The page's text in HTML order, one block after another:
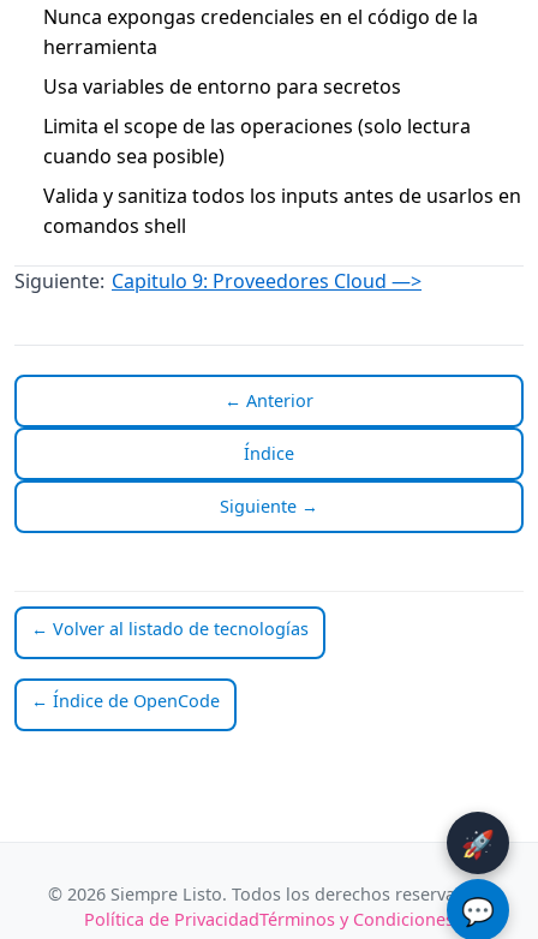
Nunca expongas credenciales en el código de la
herramienta
Usa variables de entorno para secretos
Limita el scope de las operaciones (solo lectura
cuando sea posible)
Valida y sanitiza todos los inputs antes de usarlos en
comandos shell
Siguiente: Capitulo 9: Proveedores Cloud —>
← Anterior
Índice
Siguiente →
← Volver al listado de tecnologías
← Índice de OpenCode
🚀
💬
© 2026 Siempre Listo. Todos los derechos reservados.
Política de PrivacidadTérminos y Condiciones